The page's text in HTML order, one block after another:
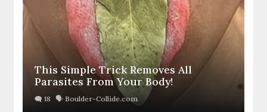
This Simple Trick Removes All
Parasites From Your Body!